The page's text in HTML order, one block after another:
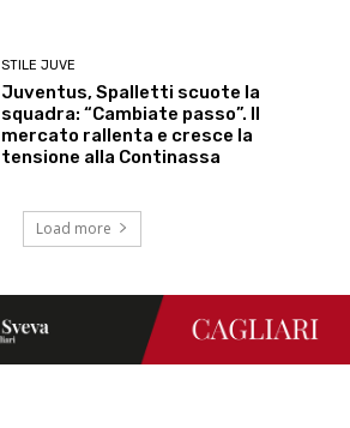
STILE JUVE
Juventus, Spalletti scuote la
squadra: “Cambiate passo”. Il
mercato rallenta e cresce la
tensione alla Continassa
Load more